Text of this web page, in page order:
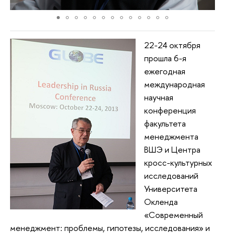
22-24 октября
прошла 6-я
ежегодная
международная
научная
конференция
факультета
менеджмента
ВШЭ и Центра
кросс-культурных
исследований
Университета
Окленда
«Современный
менеджмент: проблемы, гипотезы, исследования» и